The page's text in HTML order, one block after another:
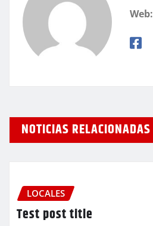
Web:
NOTICIAS RELACIONADAS
LOCALES
Test post title